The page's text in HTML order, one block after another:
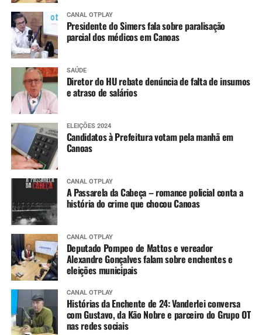
CANAL OTPLAY
Presidente do Simers fala sobre paralisação
parcial dos médicos em Canoas
SAÚDE
Diretor do HU rebate denúncia de falta de insumos
e atraso de salários
ELEIÇÕES 2024
Candidatos à Prefeitura votam pela manhã em
Canoas
CANAL OTPLAY
A Passarela da Cabeça – romance policial conta a
história do crime que chocou Canoas
CANAL OTPLAY
Deputado Pompeo de Mattos e vereador
Alexandre Gonçalves falam sobre enchentes e
eleições municipais
CANAL OTPLAY
Histórias da Enchente de 24: Vanderlei conversa
com Gustavo, da Kão Nobre e parceiro do Grupo OT
nas redes sociais